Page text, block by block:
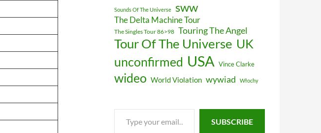
Sounds Of The Universe sww
The Delta Machine Tour
The Singles Tour 86>98 Touring The Angel
Tour Of The Universe UK
unconfirmed USA Vince Clarke
wideo World Violation wywiad Włochy
your
SUBSCRIBE